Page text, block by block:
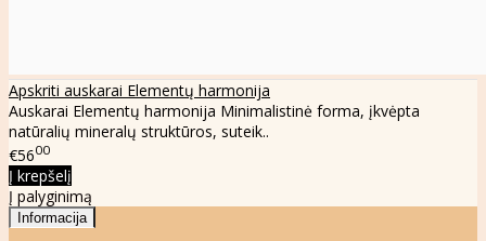
Apskriti auskarai Elementų harmonija
Auskarai Elementų harmonija Minimalistinė forma, įkvėpta
natūralių mineralų struktūros, suteik..
€5600
Į krepšelį
Į palyginimą
Informacija